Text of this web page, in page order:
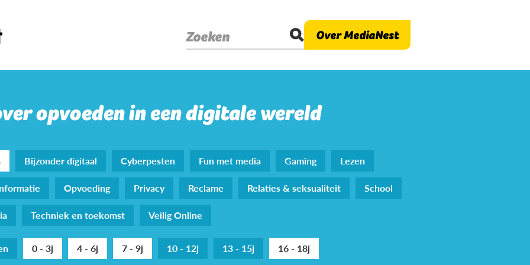
Zoeken Over MediaNest
opvoeden in een digitale wereld
Bijzonder digitaal Cyberpesten Fun met media Gaming
Lezen
Opvoeding Privacy Reclame Relaties & seksualiteit
School
Techniek en toekomst Veilig Online
0 - 3j 4 - 6j 7 - 9j 10 - 12j 13 - 15j 16 - 18j